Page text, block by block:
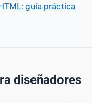
guía práctica
diseñadores